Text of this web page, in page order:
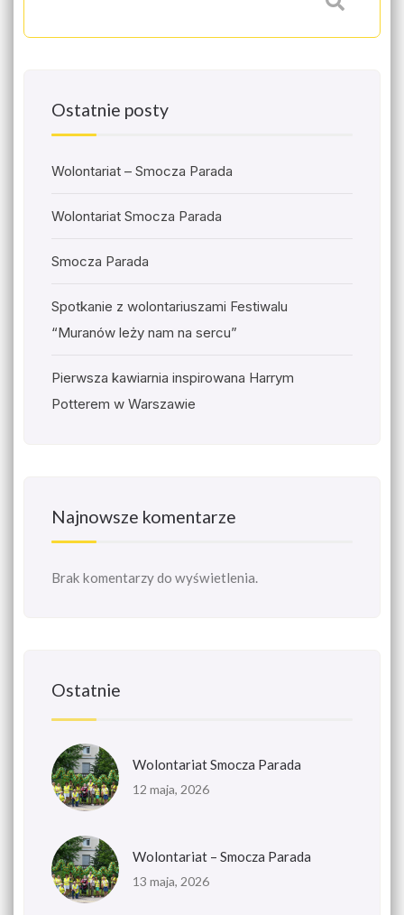
Ostatnie posty
Wolontariat – Smocza Parada
Wolontariat Smocza Parada
Smocza Parada
Spotkanie z wolontariuszami Festiwalu
“Muranów leży nam na sercu”
Pierwsza kawiarnia inspirowana Harrym
Potterem w Warszawie
Najnowsze komentarze
Brak komentarzy do wyświetlenia.
Ostatnie
Wolontariat Smocza Parada
12 maja, 2026
Wolontariat – Smocza Parada
13 maja, 2026